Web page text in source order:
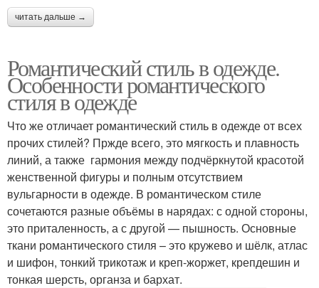
читать дальше →
Романтический стиль в одежде.
Особенности романтического
стиля в одежде
Что же отличает романтический стиль в одежде от всех
прочих стилей? Пржде всего, это мягкость и плавность
линий, а также гармония между подчёркнутой красотой
женственной фигуры и полным отсутствием
вульгарности в одежде. В романтическом стиле
сочетаются разные объёмы в нарядах: с одной стороны,
это приталенность, а с другой — пышность. Основные
ткани романтического стиля – это кружево и шёлк, атлас
и шифон, тонкий трикотаж и креп-жоржет, крепдешин и
тонкая шерсть, органза и бархат.